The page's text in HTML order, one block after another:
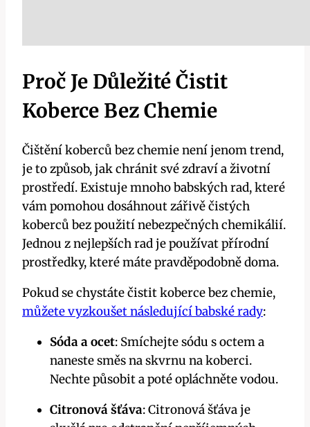
Proč Je Důležité Čistit
Koberce Bez Chemie
Čištění koberců bez chemie není jenom trend,
je to způsob, jak chránit své zdraví a životní
prostředí. Existuje mnoho babských rad, které
vám pomohou dosáhnout zářivě čistých
koberců bez použití nebezpečných chemikálií.
Jednou z nejlepších rad je používat přírodní
prostředky, které máte pravděpodobně doma.
Pokud se chystáte čistit koberce bez chemie,
můžete vyzkoušet následující babské rady:
Sóda a ocet: Smíchejte sódu s octem a
naneste směs na skvrnu na koberci.
Nechte působit a poté opláchněte vodou.
Citronová šťáva: Citronová šťáva je